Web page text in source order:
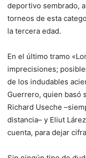
deportivo sembrado,
torneos de esta
la tercera edad.
En el último tramo
imprecisiones;
de los indudables
Guerrero, quien basó
Richard Useche
distancia– y Eliut
cuenta, para dejar